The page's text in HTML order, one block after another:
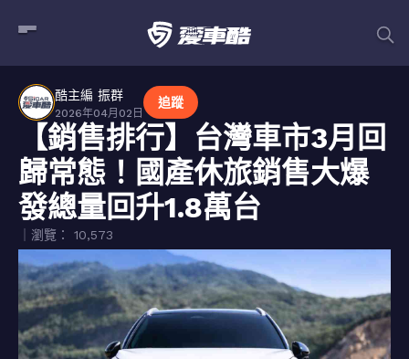
酷主編 振群
2026年04月02日
追蹤
【銷售排行】台灣車市3月回
歸常態！國產休旅銷售大爆
發總量回升1.8萬台
｜瀏覽： 10,573